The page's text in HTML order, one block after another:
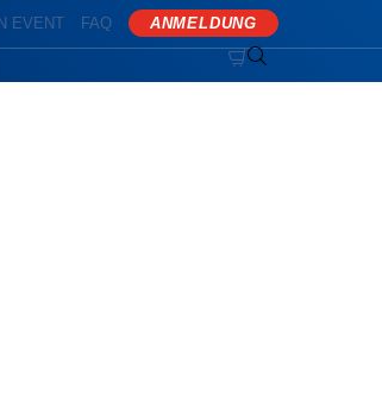
EVENT FAQ ANMELDUNG
